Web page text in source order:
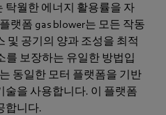
탁월한 에너지 활용률을 자
랫폼 gas blower는 모든 작동
및 공기의 양과 조성을 최적
를 보장하는 유일한 방법입
동일한 모터 플랫폼을 기반
술을 사용합니다. 이 플랫폼
합니다.